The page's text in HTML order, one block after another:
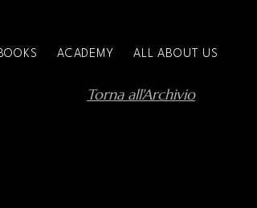
ACADEMY ALL ABOUT US
Torna all'Archivio